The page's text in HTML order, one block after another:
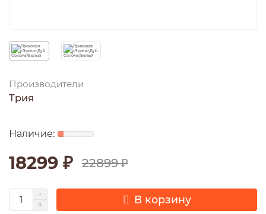
Производители
Трия
18299 ₽ 22899 ₽
В корзину